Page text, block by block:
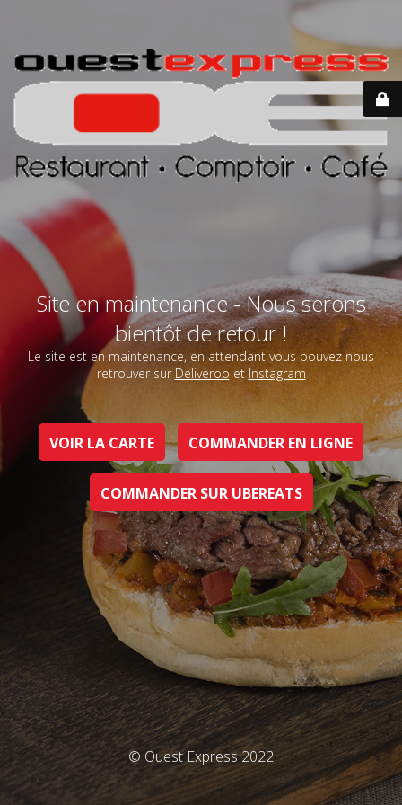
Site en maintenance - Nous serons
bientôt de retour !
Le site est en maintenance, en attendant vous pouvez nous
retrouver sur Deliveroo et Instagram
VOIR LA CARTE COMMANDER EN LIGNE
COMMANDER SUR UBEREATS
© Ouest Express 2022